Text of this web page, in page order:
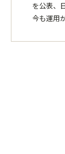
を公表、
今も運用